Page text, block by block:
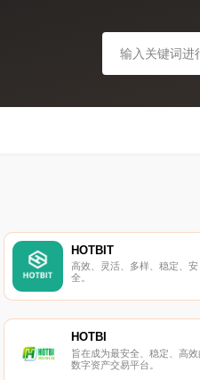
HOTBIT
高效、灵活、多样、稳定、安
全。
HOTBI
旨在成为最安全、稳定、高效
数字资产交易平台。